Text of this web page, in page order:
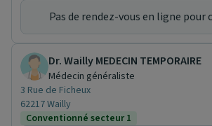
Pas de rendez-vous en ligne pour
Dr. Wailly MEDECIN TEMPORAIRE
Médecin généraliste
3 Rue de Ficheux
62217 Wailly
Conventionné secteur 1